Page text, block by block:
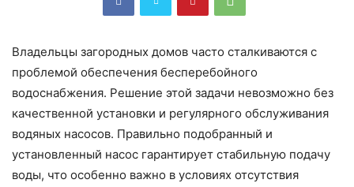
Владельцы загородных домов часто сталкиваются с
проблемой обеспечения бесперебойного
водоснабжения. Решение этой задачи невозможно без
качественной установки и регулярного обслуживания
водяных насосов. Правильно подобранный и
установленный насос гарантирует стабильную подачу
воды, что особенно важно в условиях отсутствия